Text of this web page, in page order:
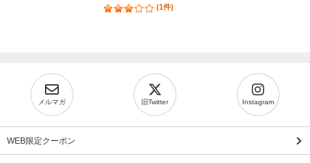
(1件)
メルマガ 旧Twitter Instagram
WEB限定クーポン